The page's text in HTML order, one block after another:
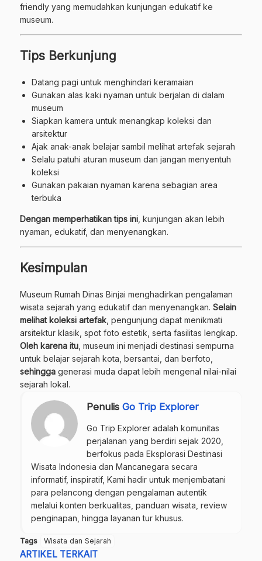
friendly yang memudahkan kunjungan edukatif ke
museum.
Tips Berkunjung
Datang pagi untuk menghindari keramaian
Gunakan alas kaki nyaman untuk berjalan di dalam
museum
Siapkan kamera untuk menangkap koleksi dan
arsitektur
Ajak anak-anak belajar sambil melihat artefak sejarah
Selalu patuhi aturan museum dan jangan menyentuh
koleksi
Gunakan pakaian nyaman karena sebagian area
terbuka
Dengan memperhatikan tips ini , kunjungan akan lebih
nyaman, edukatif, dan menyenangkan.
Kesimpulan
Museum Rumah Dinas Binjai menghadirkan pengalaman
wisata sejarah yang edukatif dan menyenangkan. Selain
melihat koleksi artefak , pengunjung dapat menikmati
arsitektur klasik, spot foto estetik, serta fasilitas lengkap.
Oleh karena itu , museum ini menjadi destinasi sempurna
untuk belajar sejarah kota, bersantai, dan berfoto,
sehingga generasi muda dapat lebih mengenal nilai-nilai
sejarah lokal.
Penulis Go Trip Explorer
Go Trip Explorer adalah komunitas
perjalanan yang berdiri sejak 2020,
berfokus pada Eksplorasi Destinasi
Wisata Indonesia dan Mancanegara secara
informatif, inspiratif, Kami hadir untuk menjembatani
para pelancong dengan pengalaman autentik
melalui konten berkualitas, panduan wisata, review
penginapan, hingga layanan tur khusus.
Tags Wisata dan Sejarah
ARTIKEL TERKAIT